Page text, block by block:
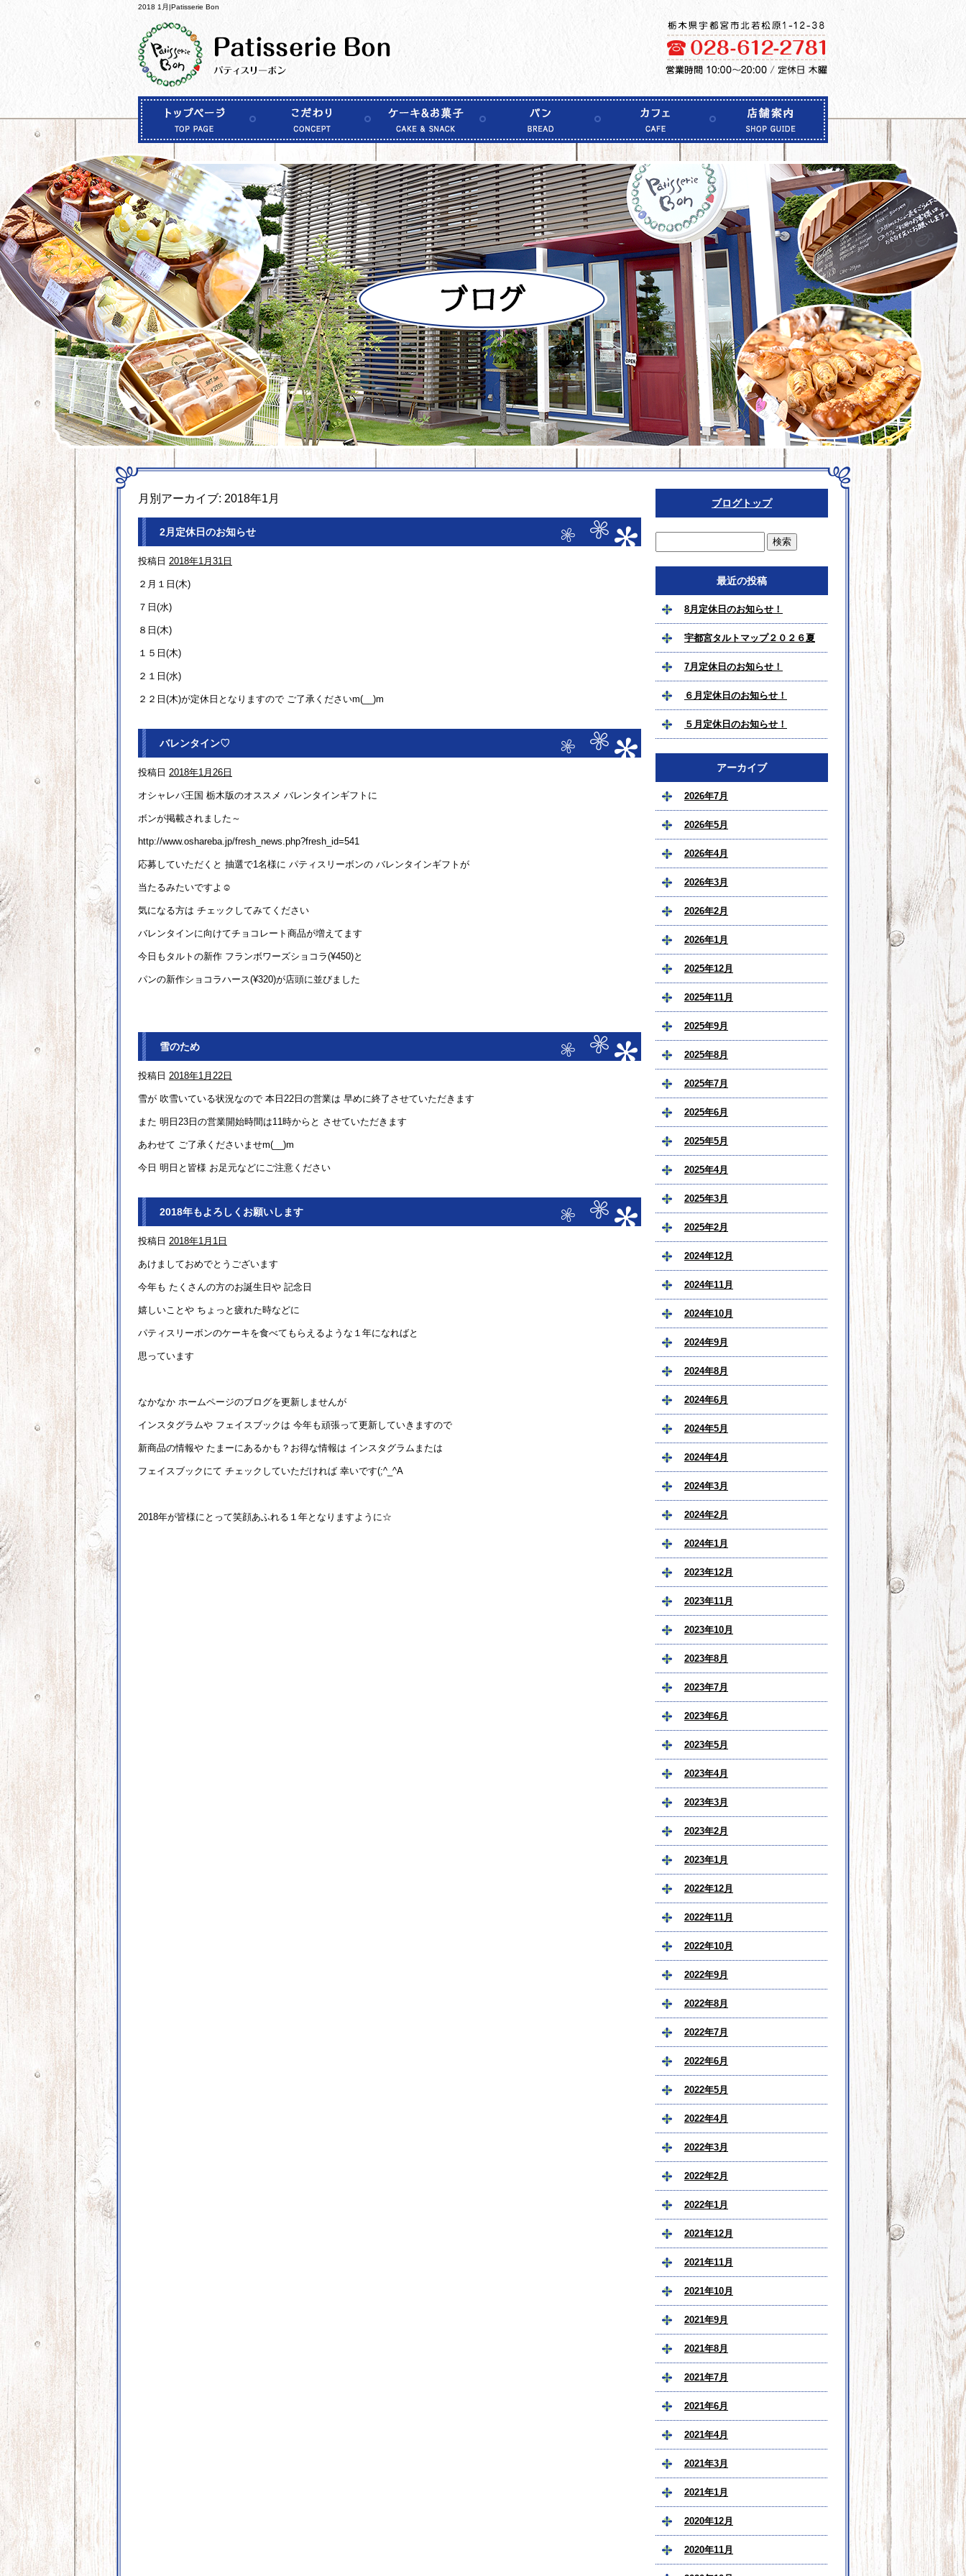
2018 1月|Patisserie Bon
月別アーカイブ: 2018年1月
2月定休日のお知らせ
投稿日 2018年1月31日
２月１日(木)
７日(水)
８日(木)
１５日(木)
２１日(水)
２２日(木)が定休日となりますので ご了承くださいm(__)m
バレンタイン♡
投稿日 2018年1月26日
オシャレバ王国 栃木版のオススメ バレンタインギフトに
ボンが掲載されました～
http://www.oshareba.jp/fresh_news.php?fresh_id=541
応募していただくと 抽選で1名様に パティスリーボンの バレンタインギフトが
当たるみたいですよ☺
気になる方は チェックしてみてください
バレンタインに向けてチョコレート商品が増えてます
今日もタルトの新作 フランボワーズショコラ(¥450)と
パンの新作ショコラハース(¥320)が店頭に並びました
雪のため
投稿日 2018年1月22日
雪が 吹雪いている状況なので 本日22日の営業は 早めに終了させていただきます
また 明日23日の営業開始時間は11時からと させていただきます
あわせて ご了承くださいませm(__)m
今日 明日と皆様 お足元などにご注意ください
2018年もよろしくお願いします
投稿日 2018年1月1日
あけましておめでとうございます
今年も たくさんの方のお誕生日や 記念日
嬉しいことや ちょっと疲れた時などに
パティスリーボンのケーキを食べてもらえるような１年になればと
思っています
なかなか ホームページのブログを更新しませんが
インスタグラムや フェイスブックは 今年も頑張って更新していきますので
新商品の情報や たまーにあるかも？お得な情報は インスタグラムまたは
フェイスブックにて チェックしていただければ 幸いです(;^_^A
2018年が皆様にとって笑顔あふれる１年となりますように☆
ブログトップ
最近の投稿
8月定休日のお知らせ！
宇都宮タルトマップ２０２６夏
7月定休日のお知らせ！
６月定休日のお知らせ！
５月定休日のお知らせ！
アーカイブ
2026年7月
2026年5月
2026年4月
2026年3月
2026年2月
2026年1月
2025年12月
2025年11月
2025年9月
2025年8月
2025年7月
2025年6月
2025年5月
2025年4月
2025年3月
2025年2月
2024年12月
2024年11月
2024年10月
2024年9月
2024年8月
2024年6月
2024年5月
2024年4月
2024年3月
2024年2月
2024年1月
2023年12月
2023年11月
2023年10月
2023年8月
2023年7月
2023年6月
2023年5月
2023年4月
2023年3月
2023年2月
2023年1月
2022年12月
2022年11月
2022年10月
2022年9月
2022年8月
2022年7月
2022年6月
2022年5月
2022年4月
2022年3月
2022年2月
2022年1月
2021年12月
2021年11月
2021年10月
2021年9月
2021年8月
2021年7月
2021年6月
2021年4月
2021年3月
2021年1月
2020年12月
2020年11月